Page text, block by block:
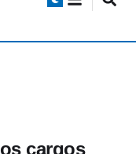
cargos